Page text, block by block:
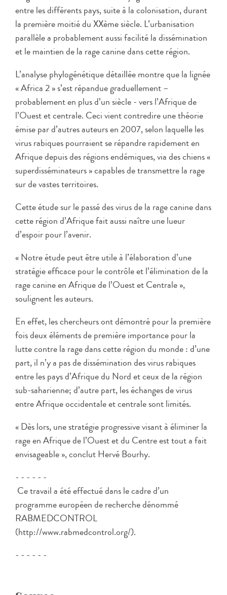
entre les différents pays, suite à la colonisation, durant
la première moitié du XXème siècle. L’urbanisation
parallèle a probablement aussi facilité la dissémination
et le maintien de la rage canine dans cette région.
L’analyse phylogénétique détaillée montre que la lignée
« Africa 2 » s’est répandue graduellement –
probablement en plus d’un siècle - vers l’Afrique de
l’Ouest et centrale. Ceci vient contredire une théorie
émise par d’autres auteurs en 2007, selon laquelle les
virus rabiques pourraient se répandre rapidement en
Afrique depuis des régions endémiques, via des chiens «
superdisséminateurs » capables de transmettre la rage
sur de vastes territoires.
Cette étude sur le passé des virus de la rage canine dans
cette région d’Afrique fait aussi naître une lueur
d’espoir pour l’avenir.
« Notre étude peut être utile à l’élaboration d’une
stratégie efficace pour le contrôle et l’élimination de la
rage canine en Afrique de l’Ouest et Centrale »,
soulignent les auteurs.
En effet, les chercheurs ont démontré pour la première
fois deux éléments de première importance pour la
lutte contre la rage dans cette région du monde : d’une
part, il n’y a pas de dissémination des virus rabiques
entre les pays d’Afrique du Nord et ceux de la région
sub-saharienne; d’autre part, les échanges de virus
entre Afrique occidentale et centrale sont limités.
« Dès lors, une stratégie progressive visant à éliminer la
rage en Afrique de l’Ouest et du Centre est tout a fait
envisageable », conclut Hervé Bourhy.
- - - - - -
Ce travail a été effectué dans le cadre d’un
programme européen de recherche dénommé
RABMEDCONTROL
(http://www.rabmedcontrol.org/).
- - - - - -